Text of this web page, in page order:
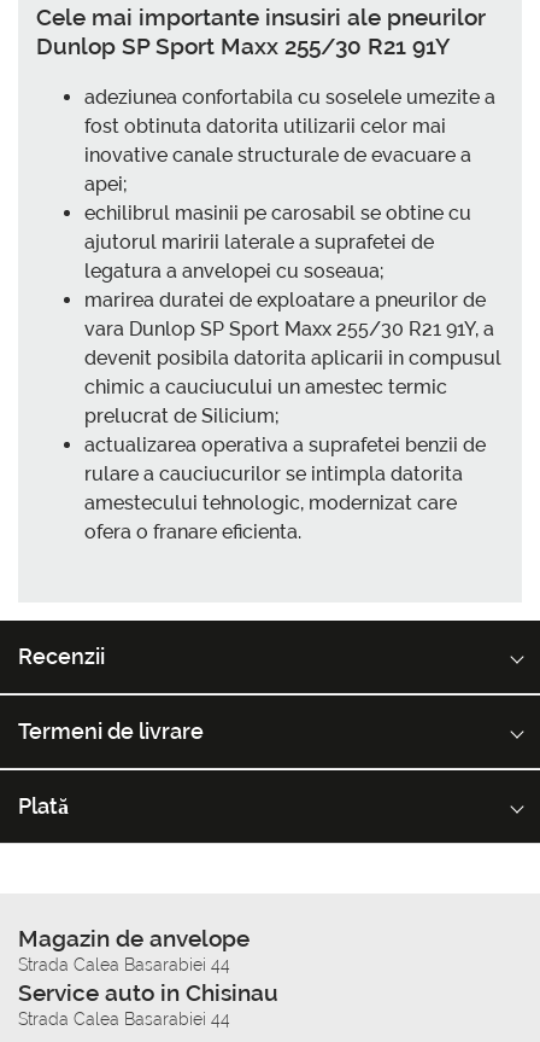
Cele mai importante insusiri ale pneurilor
Dunlop SP Sport Maxx 255/30 R21 91Y
adeziunea confortabila cu soselele umezite a
fost obtinuta datorita utilizarii celor mai
inovative canale structurale de evacuare a
apei;
echilibrul masinii pe carosabil se obtine cu
ajutorul maririi laterale a suprafetei de
legatura a anvelopei cu soseaua;
marirea duratei de exploatare a pneurilor de
vara Dunlop SP Sport Maxx 255/30 R21 91Y, a
devenit posibila datorita aplicarii in compusul
chimic a cauciucului un amestec termic
prelucrat de Silicium;
actualizarea operativa a suprafetei benzii de
rulare a cauciucurilor se intimpla datorita
amestecului tehnologic, modernizat care
ofera o franare eficienta.
Recenzii
Termeni de livrare
Plată
Magazin de anvelope
Strada Calea Basarabiei 44
Service auto in Chisinau
Strada Calea Basarabiei 44